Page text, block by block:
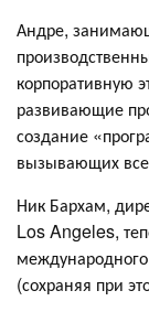
Андре,
корпоративную
развивающие
создание
вызывающих
Ник Бархам,
Los Angeles,
международного
(сохраняя при